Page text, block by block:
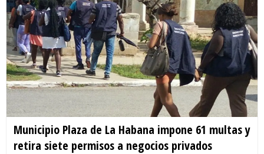
Municipio Plaza de La Habana impone 61 multas y
retira siete permisos a negocios privados